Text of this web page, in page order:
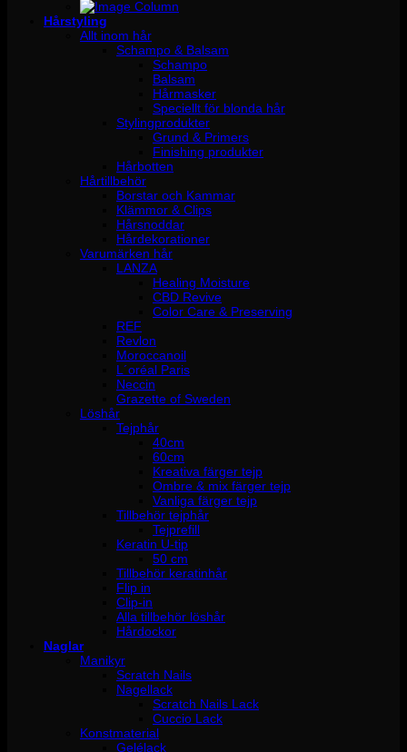
Hårstyling
Allt inom hår
Schampo & Balsam
Schampo
Balsam
Hårmasker
Speciellt för blonda hår
Stylingprodukter
Grund & Primers
Finishing produkter
Hårbotten
Hårtillbehör
Borstar och Kammar
Klämmor & Clips
Hårsnoddar
Hårdekorationer
Varumärken hår
LANZA
Healing Moisture
CBD Revive
Color Care & Preserving
REF
Revlon
Moroccanoil
L´oréal Paris
Neccin
Grazette of Sweden
Löshår
Tejphår
40cm
60cm
Kreativa färger tejp
Ombre & mix färger tejp
Vanliga färger tejp
Tillbehör tejphår
Tejprefill
Keratin U-tip
50 cm
Tillbehör keratinhår
Flip in
Clip-in
Alla tillbehör löshår
Hårdockor
Naglar
Manikyr
Scratch Nails
Nagellack
Scratch Nails Lack
Cuccio Lack
Konstmaterial
Gelélack